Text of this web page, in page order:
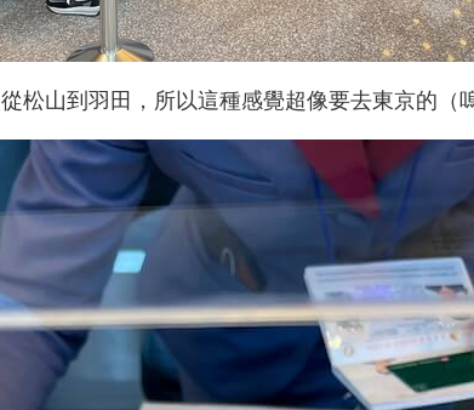
松山到羽田，所以這種感覺超像要去東京的（